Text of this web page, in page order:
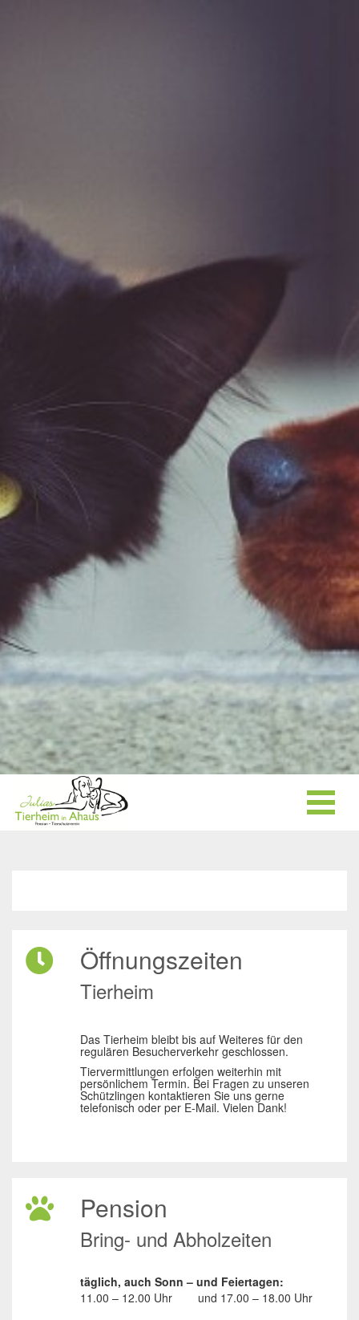
Öffnungszeiten
Tierheim
Das Tierheim bleibt bis auf Weiteres für den
regulären Besucherverkehr geschlossen.
Tiervermittlungen erfolgen weiterhin mit
persönlichem Termin. Bei Fragen zu unseren
Schützlingen kontaktieren Sie uns gerne
telefonisch oder per E-Mail. Vielen Dank!
Pension
Bring- und Abholzeiten
täglich, auch Sonn – und Feiertagen:
11.00 – 12.00 Uhr
und 17.00 – 18.00 Uhr